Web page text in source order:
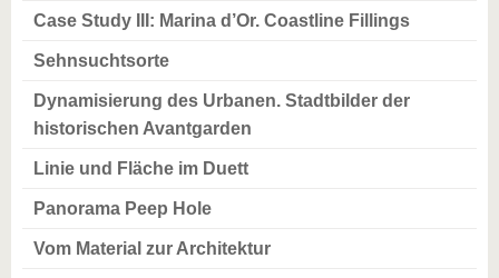
Case Study III: Marina d’Or. Coastline Fillings
Sehnsuchtsorte
Dynamisierung des Urbanen. Stadtbilder der
historischen Avantgarden
Linie und Fläche im Duett
Panorama Peep Hole
Vom Material zur Architektur